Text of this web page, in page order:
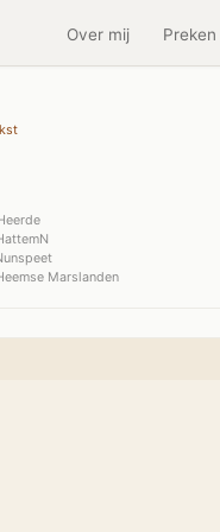
Over mij
Marslanden